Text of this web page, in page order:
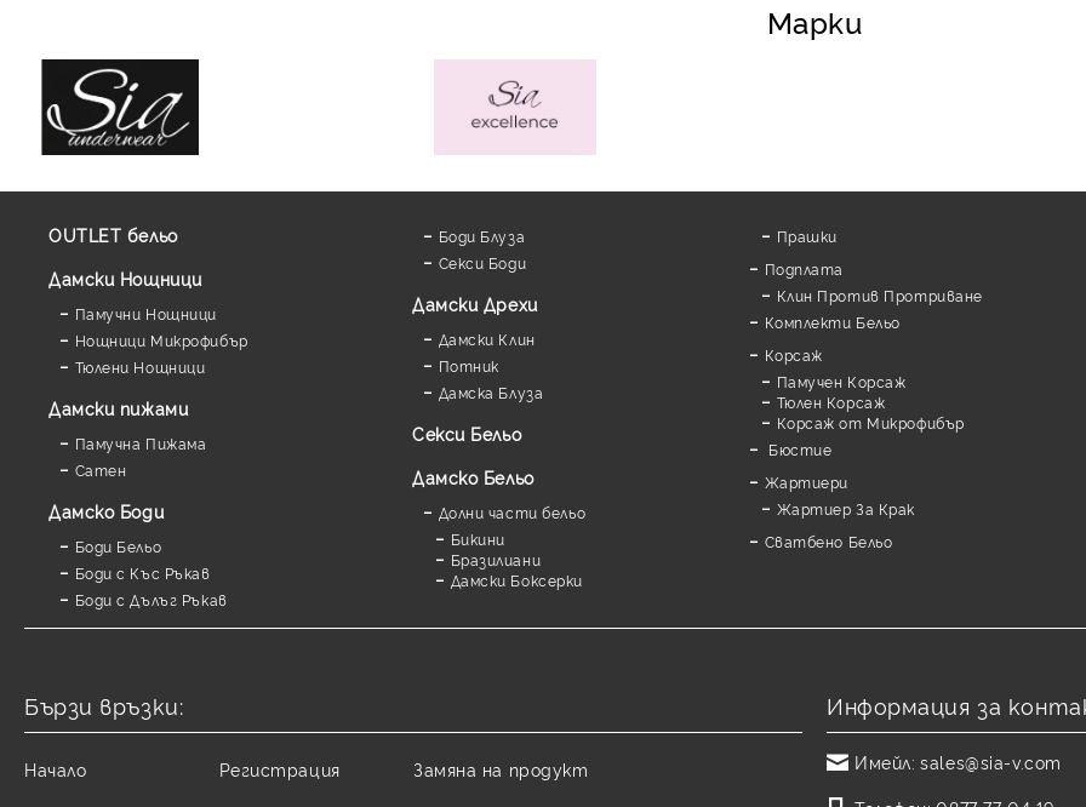
Марки
OUTLET бельо
Дамски Нощници
Памучни Нощници
Нощници Микрофибър
Тюлени Нощници
Дамски пижами
Памучна Пижама
Сатен
Дамскo Боди
Боди Бельо
Боди с Къс Ръкав
Боди с Дълъг Ръкав
Боди Блуза
Секси Боди
Дамски Дрехи
Дамски Клин
Потник
Дамска Блуза
Секси Бельо
Дамско Бельо
Долни части бельо
Бикини
Бразилиани
Дамски Боксерки
Прашки
Подплата
Клин Против Протриване
Комплекти Бельо
Корсаж
Памучен Корсаж
Тюлен Корсаж
Корсаж от Микрофибър
Бюстие
Жартиери
Жартиер За Крак
Сватбено Бельо
Бързи връзки:
Начало Регистрация Замяна на продукт
Информация за
Имейл: sales@sia-v.com